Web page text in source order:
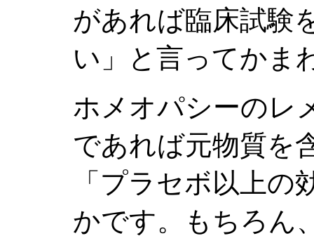
があれば臨床試験
い」と言ってかま
ホメオパシーのレ
であれば元物質を
「プラセボ以上
かです。もちろん